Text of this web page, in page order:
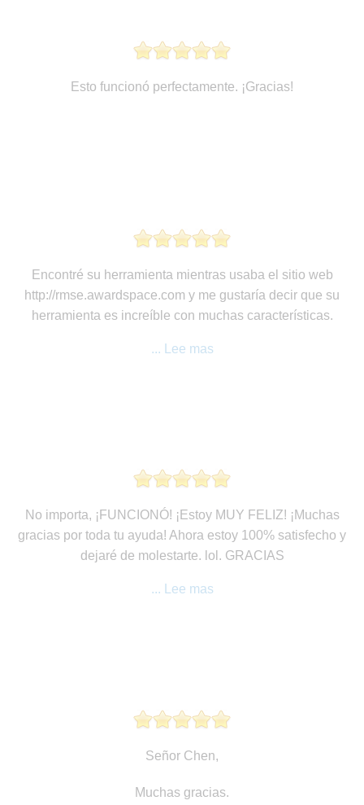
Esto funcionó perfectamente. ¡Gracias!
Encontré su herramienta mientras usaba el sitio web
http://rmse.awardspace.com y me gustaría decir que su
herramienta es increíble con muchas características.
... Lee mas
No importa, ¡FUNCIONÓ! ¡Estoy MUY FELIZ! ¡Muchas
gracias por toda tu ayuda! Ahora estoy 100% satisfecho y
dejaré de molestarte. lol. GRACIAS
... Lee mas
Señor Chen,
Muchas gracias.